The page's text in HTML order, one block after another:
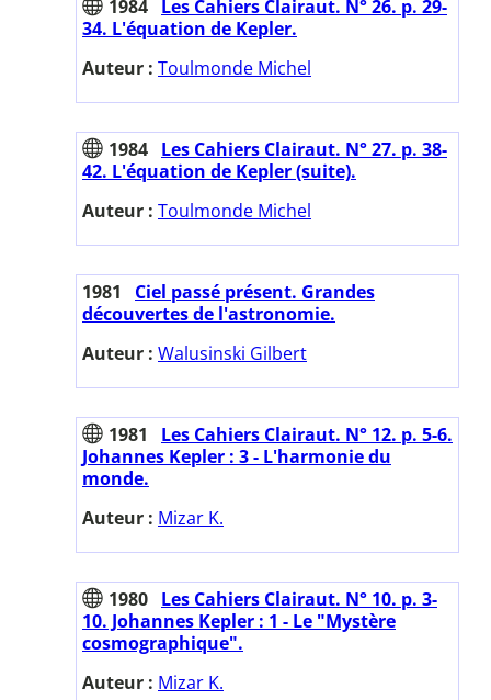
1984 Les Cahiers Clairaut. N° 26. p. 29-
34. L'équation de Kepler.
Auteur : Toulmonde Michel
1984 Les Cahiers Clairaut. N° 27. p. 38-
42. L'équation de Kepler (suite).
Auteur : Toulmonde Michel
1981
Ciel passé présent. Grandes
découvertes de l'astronomie.
Auteur : Walusinski Gilbert
1981
Les Cahiers Clairaut. N° 12. p. 5-6.
Johannes Kepler : 3 - L'harmonie du
monde.
Auteur : Mizar K.
1980 Les Cahiers Clairaut. N° 10. p. 3-
10. Johannes Kepler : 1 - Le "Mystère
cosmographique".
Auteur : Mizar K.